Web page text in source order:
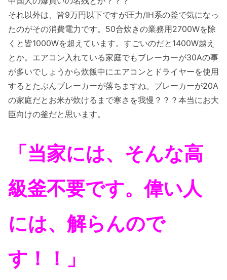
それ以外は、皆9万円以下ですが圧力/IH系の釜で気になっ
たのがその消費電力です。50合炊きの業務用2700Wを除
くと皆1000Wを超えています。すごいのだと1400W越え
とか。エアコン入れている家庭でもブレーカーが30Aの事
が多いでしょうから炊飯中にエアコンとドライヤーを使用
するとたぶんブレーカーが落ちますね。ブレーカーが20A
の家庭だとお米が炊けるまで寒さを我慢？？？本当にお大
臣向けの釜だと思います。
「当家には、そんな高
級釜不要です。偉い人
には、解らんので
す！！」